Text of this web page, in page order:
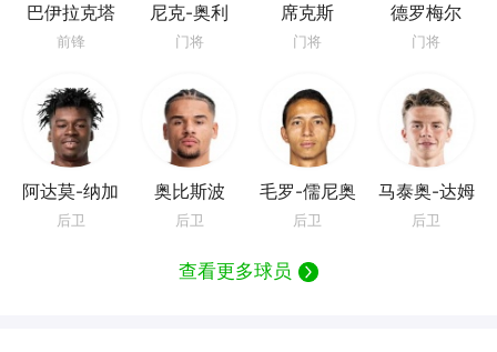
巴伊拉克塔
雷维奇
前锋
尼克-奥利
门将
席克斯
门将
德罗梅尔
门将
阿达莫-纳加
洛
后卫
奥比斯波
后卫
毛罗-儒尼奥
尔
后卫
马泰奥-达姆
斯
后卫
查看更多球员